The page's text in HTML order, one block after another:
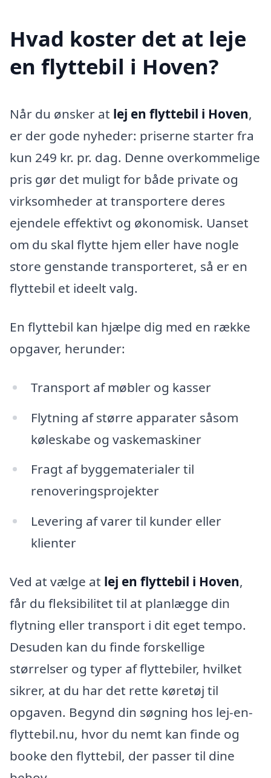
Hvad koster det at leje
en flyttebil i Hoven?
Når du ønsker at lej en flyttebil i Hoven,
er der gode nyheder: priserne starter fra
kun 249 kr. pr. dag. Denne overkommelige
pris gør det muligt for både private og
virksomheder at transportere deres
ejendele effektivt og økonomisk. Uanset
om du skal flytte hjem eller have nogle
store genstande transporteret, så er en
flyttebil et ideelt valg.
En flyttebil kan hjælpe dig med en række
opgaver, herunder:
Transport af møbler og kasser
Flytning af større apparater såsom
køleskabe og vaskemaskiner
Fragt af byggematerialer til
renoveringsprojekter
Levering af varer til kunder eller
klienter
Ved at vælge at lej en flyttebil i Hoven,
får du fleksibilitet til at planlægge din
flytning eller transport i dit eget tempo.
Desuden kan du finde forskellige
størrelser og typer af flyttebiler, hvilket
sikrer, at du har det rette køretøj til
opgaven. Begynd din søgning hos lej-en-
flyttebil.nu, hvor du nemt kan finde og
booke den flyttebil, der passer til dine